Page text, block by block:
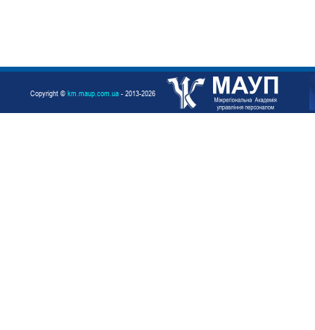
Copyright © km.maup.com.ua - 2013-2026